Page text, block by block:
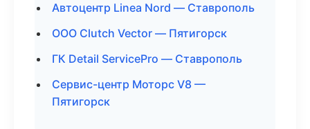
Автоцентр Linea Nord — Ставрополь
ООО Clutch Vector — Пятигорск
ГК Detail ServicePro — Ставрополь
Сервис-центр Моторс V8 —
Пятигорск